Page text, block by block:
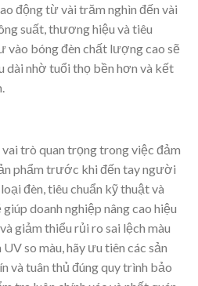
động từ vài trăm nghìn đến vài
suất, thương hiệu và tiêu
vào bóng đèn chất lượng cao sẽ
dài nhờ tuổi thọ bền hơn và kết
vai trò quan trọng trong việc đảm
phẩm trước khi đến tay người
đèn, tiêu chuẩn kỹ thuật và
doanh nghiệp nâng cao hiệu
giảm thiểu rủi ro sai lệch màu
so màu, hãy ưu tiên các sản
và tuân thủ đúng quy trình bảo